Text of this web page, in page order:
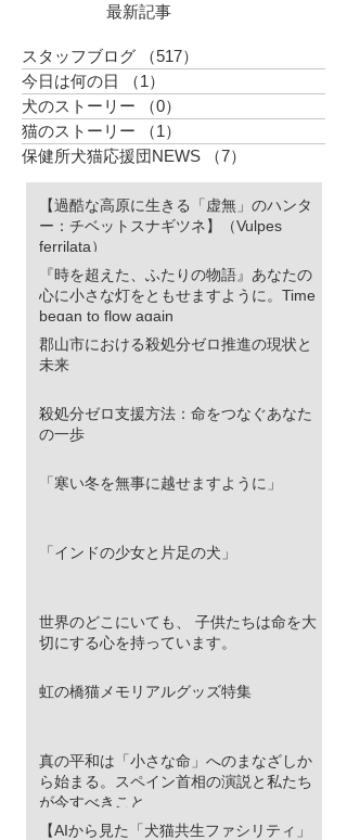
に、世界中で「最も冷めた表情を持つ」と
はチベットスナギツネ（Vulpes ferrilata）。
チベットスナギツネ 人間の感情をすべて削
ぎ落としたかのようなその「虚無の眼差
し」は、SNSでユーモラスなミームとして
愛されています。しかし、この唯一無二の
存のための究極のデザイン」なのです。 特
徴的な四角い顔は、決して愛嬌のためでは
ありません。 高原の激しい嵐や、骨を刺す
ような寒さから頭部を守るため、彼らの頭
部は極厚の冬毛で覆われています。さら
に、強烈な紫外線と吹きすさぶ砂埃から眼
球を守るため、その目は細く、鋭く進化し
ました。 彼らはこの寡黙な表情のまま、荒
ターゲットは高原の生態系を支える「高原
ナキウサギ（ピカ）」。チベットスナギツ
最新記事
スタッフブログ （517）
今日は何の日
（1）
犬のストーリー
（0）
猫のストーリー
（1）
保健所犬猫応援団NEWS
（7）
【過酷な高原に生きる「虚無」のハンタ
ー：チベットスナギツネ】（Vulpes
ferrilata）
『時を超えた、ふたりの物語』あなたの
心に小さな灯をともせますように。Time
began to flow again
郡山市における殺処分ゼロ推進の現状と
未来
殺処分ゼロ支援方法：命をつなぐあなた
の一歩
「寒い冬を無事に越せますように」
「インドの少女と片足の犬」
世界のどこにいても、 子供たちは命を大
切にする心を持っています。
虹の橋猫メモリアルグッズ特集
真の平和は「小さな命」へのまなざしか
ら始まる。スペイン首相の演説と私たち
が今すべきこと
【AIから見た「犬猫共生ファシリティ」